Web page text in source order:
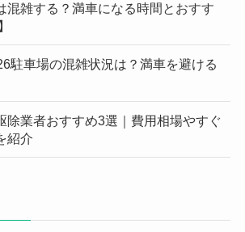
混雑する？満車になる時間とおすす
駐車場の混雑状況は？満車を避ける
除業者おすすめ3選｜費用相場やすぐ
紹介